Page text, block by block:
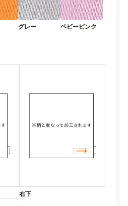
グレー ベビーピンク
右下